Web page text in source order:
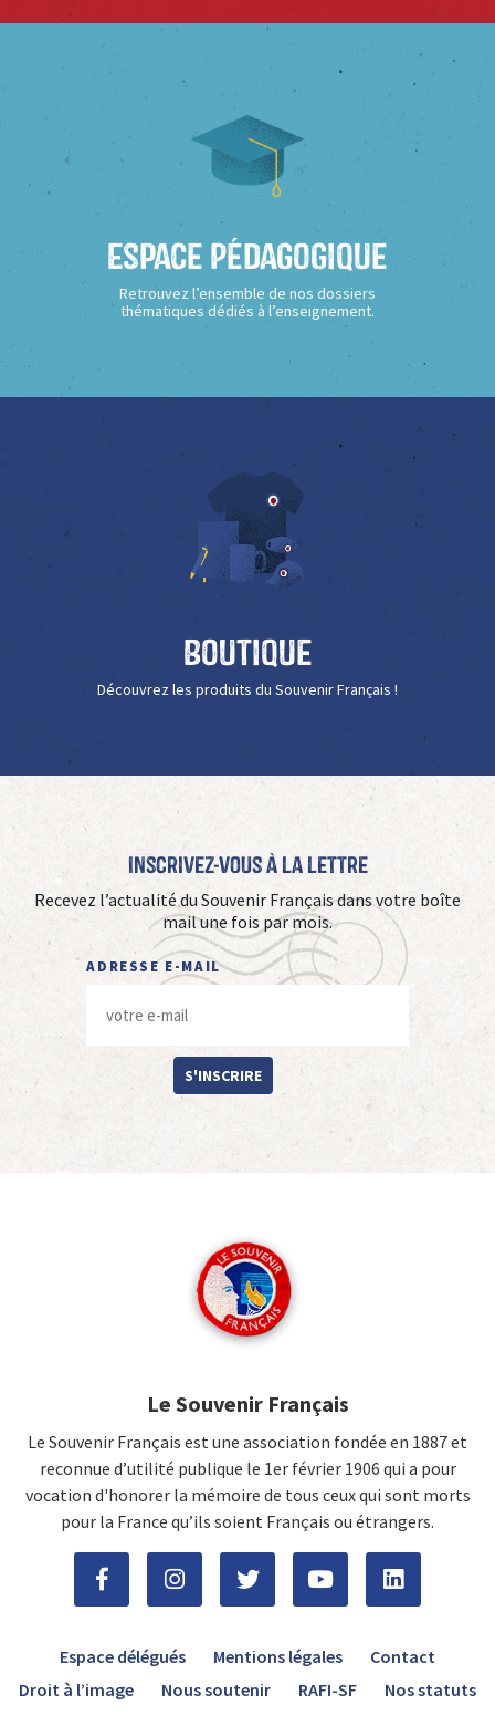
Espace Pédagogique
Retrouvez l’ensemble de nos dossiers
thématiques dédiés à l’enseignement.
Boutique
Découvrez les produits du Souvenir Français !
Inscrivez-vous à La Lettre
Recevez l’actualité du Souvenir Français dans votre boîte
mail une fois par mois.
ADRESSE E-MAIL
S'INSCRIRE
Le Souvenir Français
Le Souvenir Français est une association fondée en 1887 et
reconnue d’utilité publique le 1er février 1906 qui a pour
vocation d'honorer la mémoire de tous ceux qui sont morts
pour la France qu’ils soient Français ou étrangers.
Espace délégués Mentions légales
Contact
Droit à l’image
Nous soutenir RAFI-SF Nos statuts